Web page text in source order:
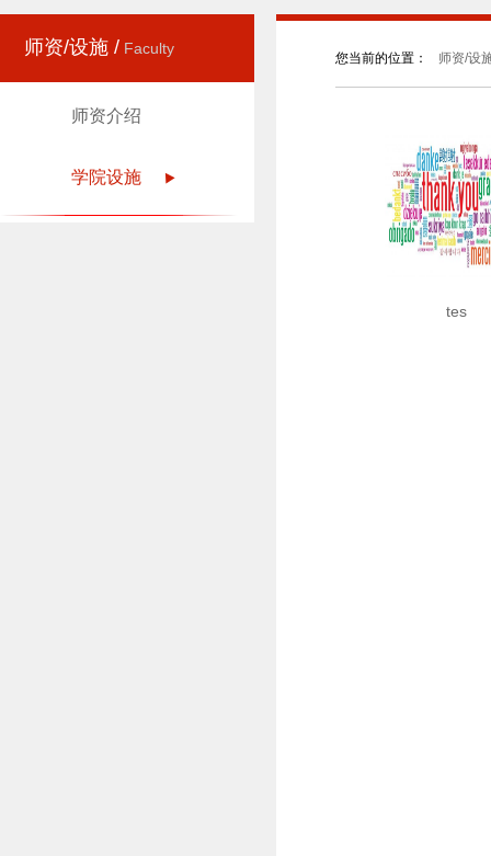
师资/设施 / Faculty
师资介绍
学院设施
您当前的位置： 师资/设
tes